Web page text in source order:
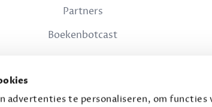
advertenties te personaliseren, om functies
Partners
Boekenbotcast
Privacy